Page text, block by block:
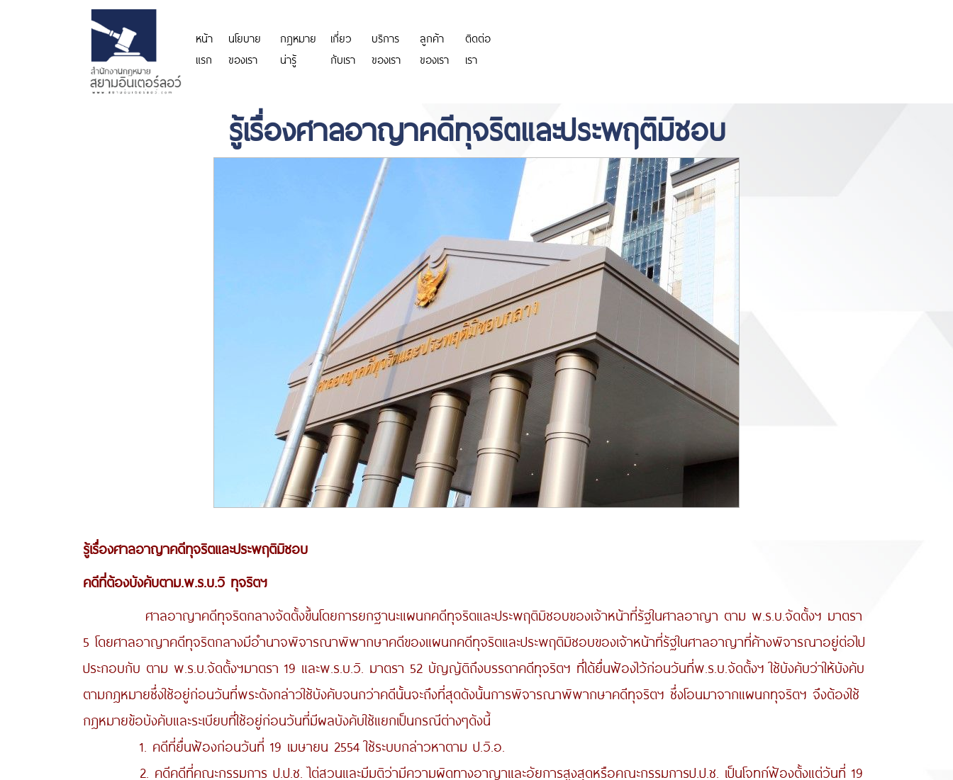
หน้า
แรก
นโยบาย
ของเรา
กฎหมาย
น่ารู้
เกี่ยว
กับเรา
บริการ
ของเรา
ลูกค้า
ของเรา
ติดต่อ
เรา
รู้เรื่องศาลอาญาคดีทุจริตและประพฤติมิชอบ
รู้เรื่องศาลอาญาคดีทุจริตและประพฤติมิชอบ
คดีที่ต้องบังคับตาม.พ.ร.บ.วิ ทุจริตฯ
ศาลอาญาคดีทุจริตกลางจัดตั้งขึ้นโดยการยกฐานะแผนกคดีทุจริตและประพฤติมิชอบของเจ้าหน้าที่รัฐในศาลอาญา ตาม พ.ร.บ.จัดตั้งฯ มาตรา
5 โดยศาลอาญาคดีทุจริตกลางมีอำนาจพิจารณาพิพากษาคดีของแผนกคดีทุจริตและประพฤติมิชอบของเจ้าหน้าที่รัฐในศาลอาญาที่ค้างพิจารณาอยู่ต่อไป
ประกอบกับ ตาม พ.ร.บ.จัดตั้งฯมาตรา 19 และพ.ร.บ.วิ. มาตรา 52 บัญญัติถึงบรรดาคดีทุจริตฯ ที่ได้ยื่นฟ้องไว้ก่อนวันที่พ.ร.บ.จัดตั้งฯ ใช้บังคับว่าให้บังคับ
ตามกฎหมายซึ่งใช้อยู่ก่อนวันที่พระดังกล่าวใช้บังคับจนกว่าคดีนั้นจะถึงที่สุดดังนั้นการพิจารณาพิพากษาคดีทุจริตฯ ซึ่งโอนมาจากแผนกทุจริตฯ จึงต้องใช้
กฎหมายข้อบังคับและระเบียบที่ใช้อยู่ก่อนวันที่มีผลบังคับใช้แยกเป็นกรณีต่างๆดังนี้
1. คดีที่ยื่นฟ้องก่อนวันที่ 19 เมษายน 2554 ใช้ระบบกล่าวหาตาม ป.วิ.อ.
2. คดีคดีที่คณะกรรมการ ป.ป.ช. ไต่สวนและมีมติว่ามีความผิดทางอาญาและอัยการสูงสุดหรือคณะกรรมการป.ป.ช. เป็นโจทก์ฟ้องตั้งแต่วันที่ 19